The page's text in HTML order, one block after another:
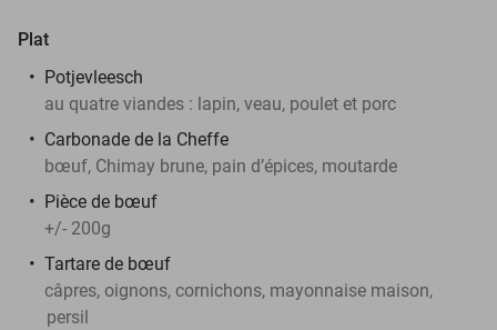
Plat
Potjevleesch
au quatre viandes : lapin, veau, poulet et porc
Carbonade de la Cheffe
bœuf, Chimay brune, pain d’épices, moutarde
Pièce de bœuf
+/- 200g
Tartare de bœuf
câpres, oignons, cornichons, mayonnaise maison,
persil